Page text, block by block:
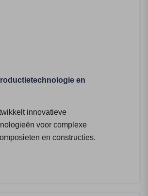
en
innovatieve
voor complexe
en constructies.